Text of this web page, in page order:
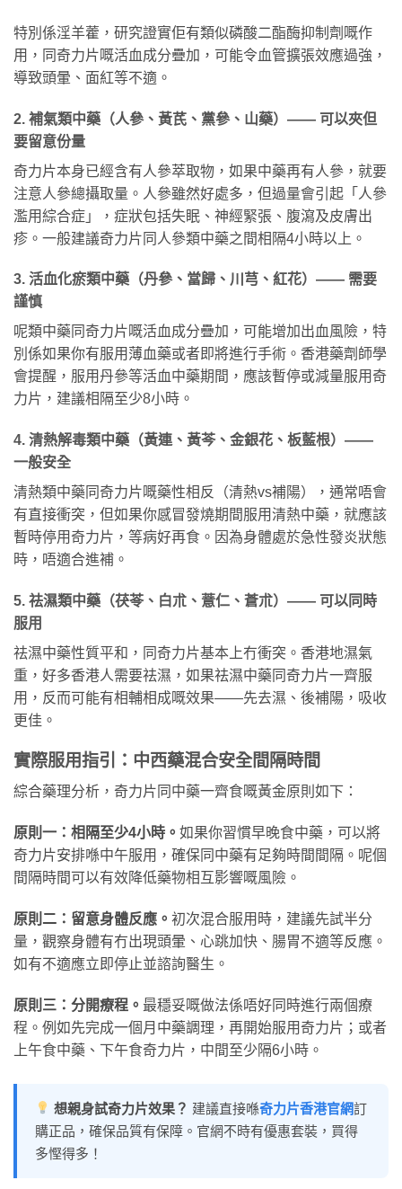
特別係淫羊藿，研究證實佢有類似磷酸二酯酶抑制劑嘅作
用，同奇力片嘅活血成分疊加，可能令血管擴張效應過強，
導致頭暈、面紅等不適。
2. 補氣類中藥（人參、黃芪、黨參、山藥）—— 可以夾但
要留意份量
奇力片本身已經含有人參萃取物，如果中藥再有人參，就要
注意人參總攝取量。人參雖然好處多，但過量會引起「人參
濫用綜合症」，症狀包括失眠、神經緊張、腹瀉及皮膚出
疹。一般建議奇力片同人參類中藥之間相隔4小時以上。
3. 活血化瘀類中藥（丹參、當歸、川芎、紅花）—— 需要
謹慎
呢類中藥同奇力片嘅活血成分疊加，可能增加出血風險，特
別係如果你有服用薄血藥或者即將進行手術。香港藥劑師學
會提醒，服用丹參等活血中藥期間，應該暫停或減量服用奇
力片，建議相隔至少8小時。
4. 清熱解毒類中藥（黃連、黃芩、金銀花、板藍根）——
一般安全
清熱類中藥同奇力片嘅藥性相反（清熱vs補陽），通常唔會
有直接衝突，但如果你感冒發燒期間服用清熱中藥，就應該
暫時停用奇力片，等病好再食。因為身體處於急性發炎狀態
時，唔適合進補。
5. 祛濕類中藥（茯苓、白朮、薏仁、蒼朮）—— 可以同時
服用
祛濕中藥性質平和，同奇力片基本上冇衝突。香港地濕氣
重，好多香港人需要祛濕，如果祛濕中藥同奇力片一齊服
用，反而可能有相輔相成嘅效果——先去濕、後補陽，吸收
更佳。
實際服用指引：中西藥混合安全間隔時間
綜合藥理分析，奇力片同中藥一齊食嘅黃金原則如下：
原則一：相隔至少4小時。 如果你習慣早晚食中藥，可以將
奇力片安排喺中午服用，確保同中藥有足夠時間間隔。呢個
間隔時間可以有效降低藥物相互影響嘅風險。
原則二：留意身體反應。 初次混合服用時，建議先試半分
量，觀察身體有冇出現頭暈、心跳加快、腸胃不適等反應。
如有不適應立即停止並諮詢醫生。
原則三：分開療程。 最穩妥嘅做法係唔好同時進行兩個療
程。例如先完成一個月中藥調理，再開始服用奇力片；或者
上午食中藥、下午食奇力片，中間至少隔6小時。
想親身試奇力片效果？ 建議直接喺奇力片香港官網訂
購正品，確保品質有保障。官網不時有優惠套裝，買得
多慳得多！